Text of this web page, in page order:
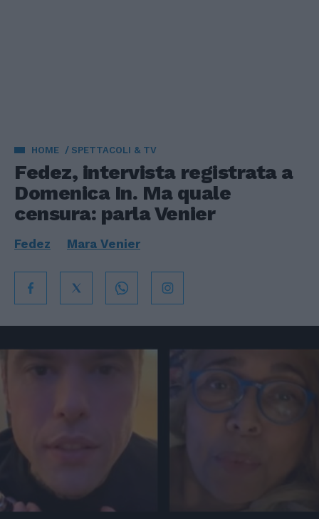
HOME SPETTACOLI & TV
Fedez, intervista registrata a
Domenica In. Ma quale
censura: parla Venier
Fedez Mara Venier